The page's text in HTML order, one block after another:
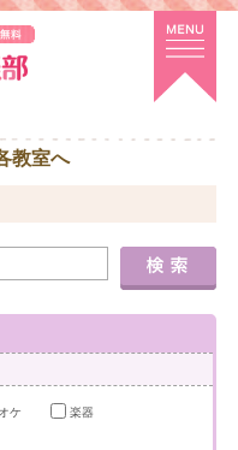
教室へ
ケ 楽器